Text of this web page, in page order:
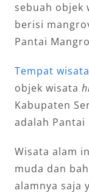
sebuah objek
berisi
Pantai
Tempat
objek wisata
Kabupaten
adalah Pantai
Wisata alam
muda dan
alamnya saja